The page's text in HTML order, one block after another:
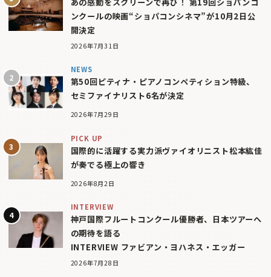
ンクールの映画“ショパコンシネマ”が10月2日公
開決定
2026年7月31日
NEWS
第50回ピティナ・ピアノコンペティション特級、
セミファイナリスト6名が決定
2026年7月29日
PICK UP
国際的に活躍する実力派ヴァイオリニスト松本紘佳
が奏でる極上の響き
2026年8月2日
INTERVIEW
神戸国際フルートコンクール優勝者、日本ツアーへ
の期待を語る
INTERVIEW ファビアン・ヨハネス・エッガー
2026年7月28日